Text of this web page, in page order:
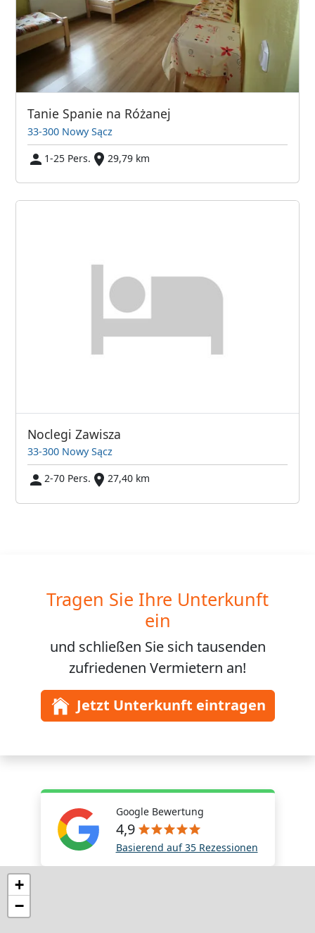
Tanie Spanie na Różanej
33-300 Nowy Sącz
1-25 Pers.
29,79 km
Noclegi Zawisza
33-300 Nowy Sącz
2-70 Pers.
27,40 km
Tragen Sie Ihre Unterkunft
ein
und schließen Sie sich tausenden
zufriedenen Vermietern an!
Jetzt Unterkunft eintragen
Google Bewertung
4,9
Basierend auf 35 Rezessionen
+
−